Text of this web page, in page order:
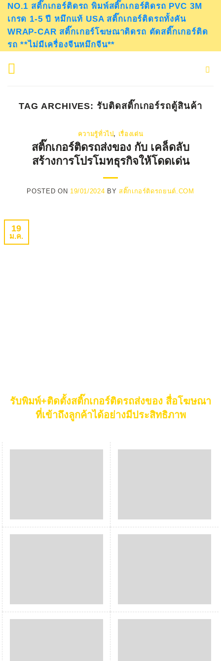
Skip
content
NO.1 สติ๊กเกอร์ติดรถ พิมพ์สติ๊กเกอร์ติดรถ PVC 3M
เกรด 1-5 ปี หมึกแท้ USA สติ๊กเกอร์ติดรถทั้งคัน
WRAP-CAR สติ๊กเกอร์โฆษณาติดรถ ตัดสติ๊กเกอร์ติด
รถ **ไม่มีเครื่องจีนหมึกจีน**
TAG ARCHIVES: รับติดสติ๊กเกอร์รถตู้สินค้า
ความรู้ทั่วไป, เรื่องเด่น
สติ๊กเกอร์ติดรถส่งของ กับ เคล็ดลับ
สร้างการโปรโมทธุรกิจให้โดดเด่น
POSTED ON 19/01/2024 BY สติ๊กเกอร์ติดรถยนต์.COM
19
ม.ค.
รับพิมพ์+ติดตั้งสติ๊กเกอร์ติดรถส่งของ สื่อโฆษณา
ที่เข้าถึงลูกค้าได้อย่างมีประสิทธิภาพ